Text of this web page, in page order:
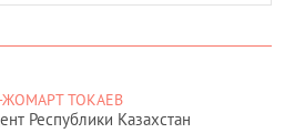
ТОКАЕВ
Республики Казахстан